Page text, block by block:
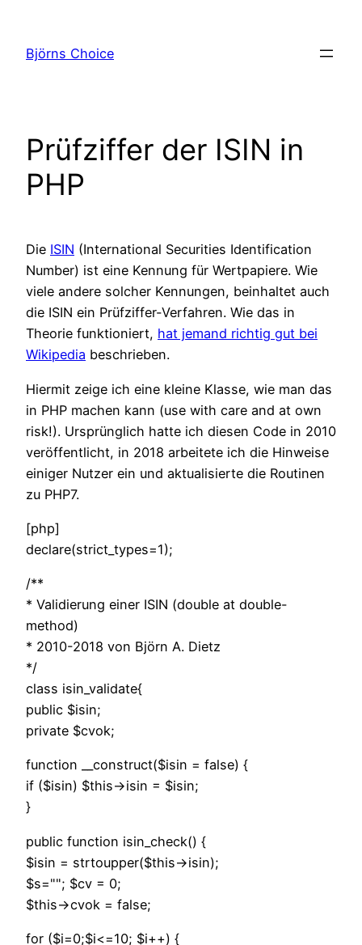
springen
Björns Choice
Prüfziffer der ISIN in
PHP
Die ISIN (International Securities Identification
Number) ist eine Kennung für Wertpapiere. Wie
viele andere solcher Kennungen, beinhaltet auch
die ISIN ein Prüfziffer-Verfahren. Wie das in
Theorie funktioniert, hat jemand richtig gut bei
Wikipedia beschrieben.
Hiermit zeige ich eine kleine Klasse, wie man das
in PHP machen kann (use with care and at own
risk!). Ursprünglich hatte ich diesen Code in 2010
veröffentlicht, in 2018 arbeitete ich die Hinweise
einiger Nutzer ein und aktualisierte die Routinen
zu PHP7.
[php]
declare(strict_types=1);
/**
* Validierung einer ISIN (double at double-
method)
* 2010-2018 von Björn A. Dietz
*/
class isin_validate{
public $isin;
private $cvok;
function __construct($isin = false) {
if ($isin) $this->isin = $isin;
}
public function isin_check() {
$isin = strtoupper($this->isin);
$s=""; $cv = 0;
$this->cvok = false;
for ($i=0;$i<=10; $i++) {